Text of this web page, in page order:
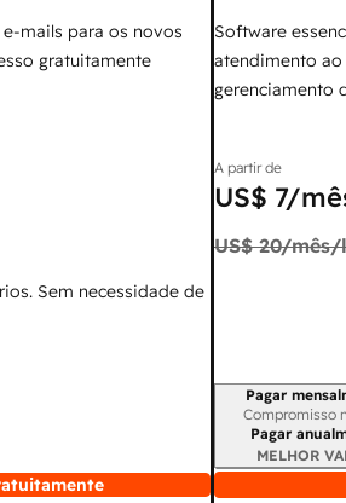
mails para os novos
gratuitamente
Sem necessidade de
Software
atendimento
gerenciamento
A partir de
US$ 7/
US$ 20/mês/
Período de
Pagar
Compromisso
Pagar
MELHOR